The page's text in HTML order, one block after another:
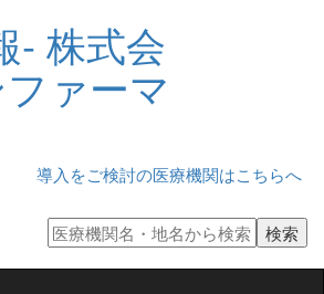
導入をご検討の医療機関はこちらへ